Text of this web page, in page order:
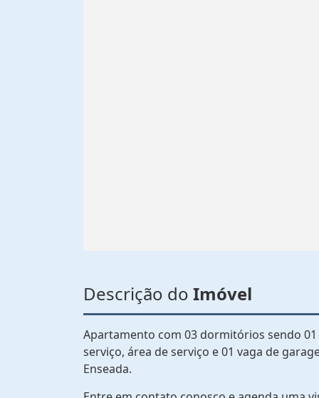
Descrição do Imóvel
Apartamento com 03 dormitórios sendo
serviço, área de serviço e 01 vaga de
Enseada.